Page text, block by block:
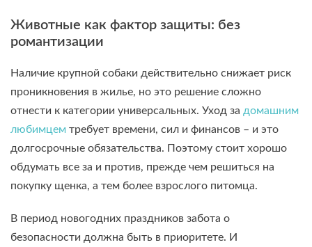
Животные как фактор защиты: без
романтизации
Наличие крупной собаки действительно снижает риск
проникновения в жилье, но это решение сложно
отнести к категории универсальных. Уход за домашним
любимцем требует времени, сил и финансов – и это
долгосрочные обязательства. Поэтому стоит хорошо
обдумать все за и против, прежде чем решиться на
покупку щенка, а тем более взрослого питомца.
В период новогодних праздников забота о
безопасности должна быть в приоритете. И